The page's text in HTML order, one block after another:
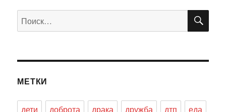
Искать:
МЕТКИ
дети доброта драка дружба дтп еда